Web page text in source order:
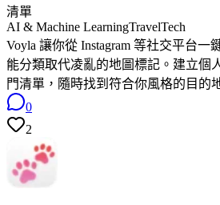
清單
AI & Machine LearningTravelTech
Voyla 讓你從 Instagram 等社交平台一
能分類取代凌亂的地圖標記。建立個
門清單，隨時找到符合你風格的目的
0
2